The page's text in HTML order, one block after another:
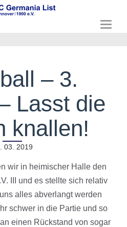
T
o
n
– 3.
Lasst die
knallen!
03. 2019
wir in heimischer Halle den
III und es stellte sich relativ
alles abverlangt werden
schwer in die Partie und so
einen Rückstand von sogar